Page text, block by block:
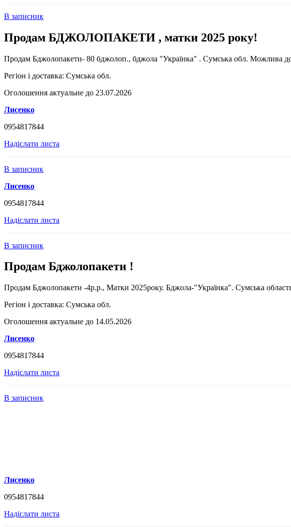
В записник
Продам БДЖОЛОПАКЕТИ , матки 2025 року!
Продам Бджолопакети- 80 бджолоп., бджола "Українка" . Сумська обл. Можлива
Регіон і доставка: Сумська обл.
Оголошення актуальне до 23.07.2026
Лисенко
0954817844
Надіслати листа
В записник
Лисенко
0954817844
Надіслати листа
В записник
Продам Бджолопакети !
Продам Бджолопакети -4р.р., Матки 2025року. Бджола-"Українка". Сумська
Регіон і доставка: Сумська обл.
Оголошення актуальне до 14.05.2026
Лисенко
0954817844
Надіслати листа
В записник
Лисенко
0954817844
Надіслати листа